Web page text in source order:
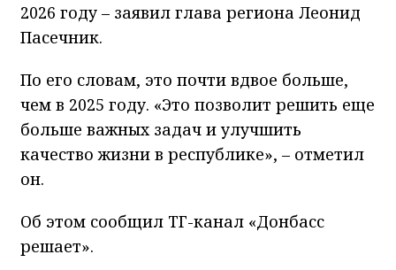
2026 году – заявил глава региона Леонид
Пасечник.
По его словам, это почти вдвое больше,
чем в 2025 году. «Это позволит решить еще
больше важных задач и улучшить
качество жизни в республике», – отметил
он.
Об этом сообщил ТГ-канал «Донбасс
решает».